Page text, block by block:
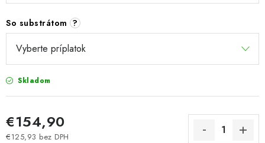
So substrátom ?
Skladom
€154,90
€125,93 bez DPH